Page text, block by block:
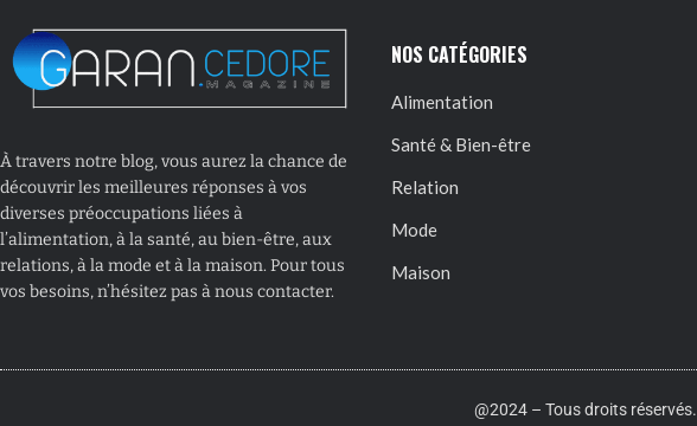
À travers notre blog, vous aurez la chance de
découvrir les meilleures réponses à vos
diverses préoccupations liées à
l’alimentation, à la santé, au bien-être, aux
relations, à la mode et à la maison. Pour tous
vos besoins, n’hésitez pas à nous contacter.
NOS CATÉGORIES
Alimentation
Santé & Bien-être
Relation
Mode
Maison
@2024 – Tous droits réservés.